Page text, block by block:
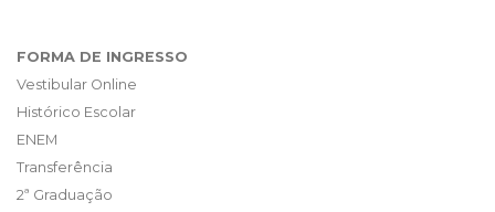
FORMA DE INGRESSO
Vestibular Online
Histórico Escolar
ENEM
Transferência
2ª Graduação